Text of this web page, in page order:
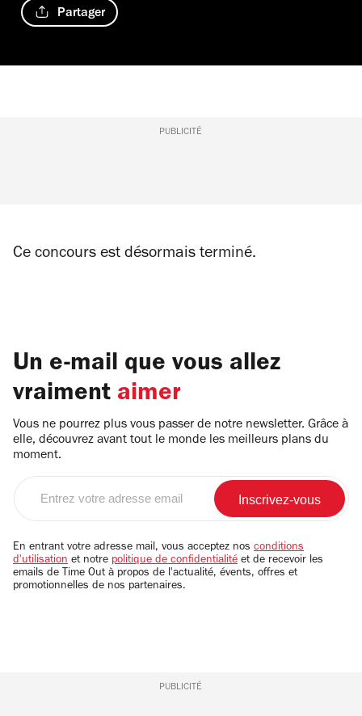
Partager
PUBLICITÉ
Ce concours est désormais terminé.
Un e-mail que vous allez
vraiment aimer
Vous ne pourrez plus vous passer de notre newsletter. Grâce à
elle, découvrez avant tout le monde les meilleurs plans du
moment.
email
En entrant votre adresse mail, vous acceptez nos conditions
d'utilisation et notre politique de confidentialité et de recevoir les
emails de Time Out à propos de l'actualité, évents, offres et
promotionnelles de nos partenaires.
PUBLICITÉ